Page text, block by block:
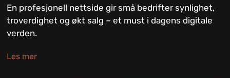
En profesjonell nettside gir små bedrifter synlighet,
troverdighet og økt salg – et must i dagens digitale
verden.
Les mer